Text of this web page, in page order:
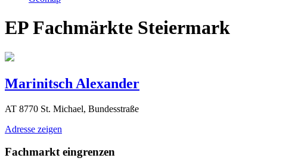
EP Fachmärkte Steiermark
Marinitsch Alexander
AT 8770 St. Michael, Bundesstraße
Adresse zeigen
Fachmarkt eingrenzen